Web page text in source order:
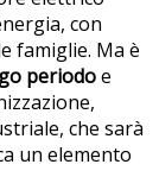
con
famiglie. Ma è
periodoe
che sarà
un elemento